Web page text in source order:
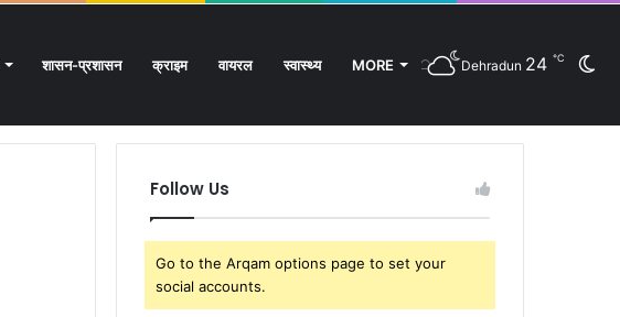
शासन-प्रशासन क्राइम वायरल स्वास्थ्य MORE Dehradun 24 ℃
Article
In
Follow Us
Go to the Arqam options page to set your
social accounts.